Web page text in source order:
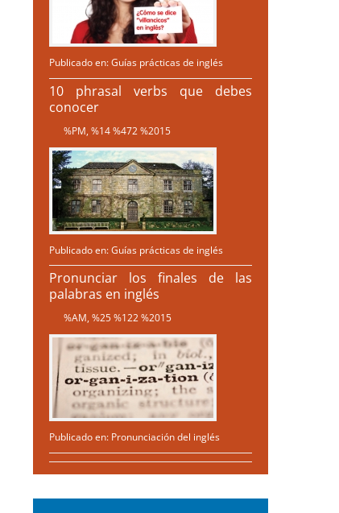
Publicado en:Guías prácticas de inglés
10 phrasal verbs que debes
conocer
%PM, %14 %472 %2015
Publicado en:Guías prácticas de inglés
Pronunciar los finales de las
palabras en inglés
%AM, %25 %122 %2015
Publicado en: Pronunciación del inglés